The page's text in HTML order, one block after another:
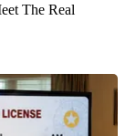
The Real